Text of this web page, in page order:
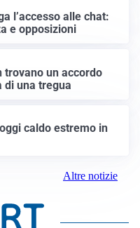
l’accesso alle chat:
e opposizioni
trovano un accordo
di una tregua
caldo estremo in
Altre notizie